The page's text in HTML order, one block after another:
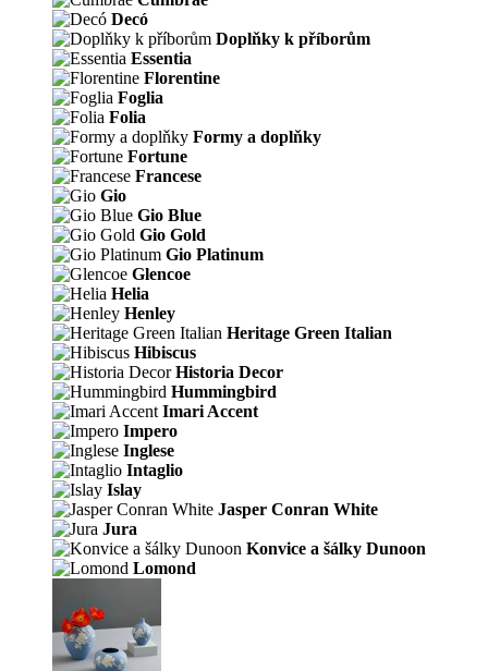
Decó
Doplňky k příborům
Essentia
Florentine
Foglia
Folia
Formy a doplňky
Fortune
Francese
Gio
Gio Blue
Gio Gold
Gio Platinum
Glencoe
Helia
Henley
Heritage Green Italian
Hibiscus
Historia Decor
Hummingbird
Imari Accent
Impero
Inglese
Intaglio
Islay
Jasper Conran White
Jura
Konvice a šálky Dunoon
Lomond